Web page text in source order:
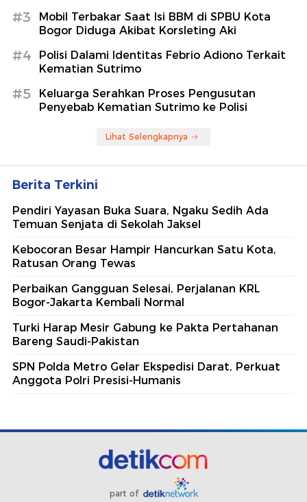
#3
Mobil Terbakar Saat Isi BBM di SPBU Kota
Bogor Diduga Akibat Korsleting Aki
#4
Polisi Dalami Identitas Febrio Adiono Terkait
Kematian Sutrimo
#5
Keluarga Serahkan Proses Pengusutan
Penyebab Kematian Sutrimo ke Polisi
Lihat Selengkapnya
Berita Terkini
Pendiri Yayasan Buka Suara, Ngaku Sedih Ada
Temuan Senjata di Sekolah Jaksel
Kebocoran Besar Hampir Hancurkan Satu Kota,
Ratusan Orang Tewas
Perbaikan Gangguan Selesai, Perjalanan KRL
Bogor-Jakarta Kembali Normal
Turki Harap Mesir Gabung ke Pakta Pertahanan
Bareng Saudi-Pakistan
SPN Polda Metro Gelar Ekspedisi Darat, Perkuat
Anggota Polri Presisi-Humanis
part of